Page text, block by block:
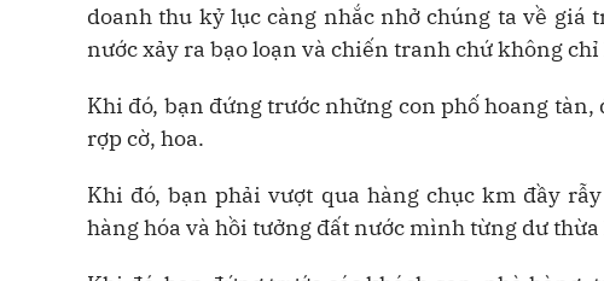
doanh thu kỷ lục càng nhắc nhở chúng ta về
nước xảy ra bạo loạn và chiến tranh chứ không
Khi đó, bạn đứng trước những con phố hoang
rợp cờ, hoa.
Khi đó, bạn phải vượt qua hàng chục km đầy
hàng hóa và hồi tưởng đất nước mình từng dư